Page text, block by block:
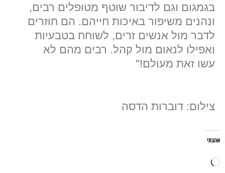
בגמגום וגם לדיבור שוטף מטופלים רבים,
ונהנים משיפור באיכות חייהם. הם חוזרים
לדבר מול אנשים זרים, לשוחח בטבעיות
ואפילו לנאום מול קהל. רבים מהם לא
עשו זאת מעולם!"
צילום: דוברות הדסה
אהבתי